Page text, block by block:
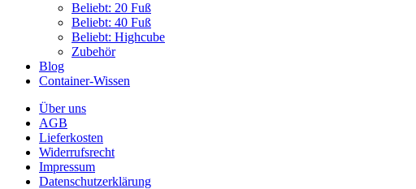
Beliebt: 20 Fuß
Beliebt: 40 Fuß
Beliebt: Highcube
Zubehör
Blog
Container-Wissen
Über uns
AGB
Lieferkosten
Widerrufsrecht
Impressum
Datenschutzerklärung